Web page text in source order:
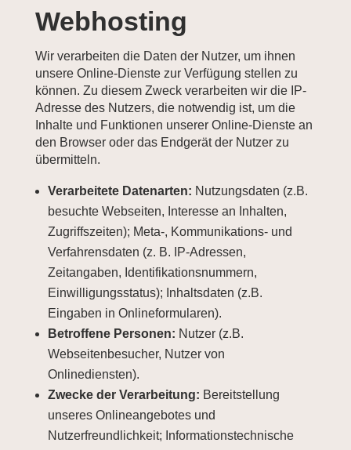
Webhosting
Wir verarbeiten die Daten der Nutzer, um ihnen
unsere Online-Dienste zur Verfügung stellen zu
können. Zu diesem Zweck verarbeiten wir die IP-
Adresse des Nutzers, die notwendig ist, um die
Inhalte und Funktionen unserer Online-Dienste an
den Browser oder das Endgerät der Nutzer zu
übermitteln.
Verarbeitete Datenarten: Nutzungsdaten (z.B.
besuchte Webseiten, Interesse an Inhalten,
Zugriffszeiten); Meta-, Kommunikations- und
Verfahrensdaten (z. B. IP-Adressen,
Zeitangaben, Identifikationsnummern,
Einwilligungsstatus); Inhaltsdaten (z.B.
Eingaben in Onlineformularen).
Betroffene Personen: Nutzer (z.B.
Webseitenbesucher, Nutzer von
Onlinediensten).
Zwecke der Verarbeitung: Bereitstellung
unseres Onlineangebotes und
Nutzerfreundlichkeit; Informationstechnische